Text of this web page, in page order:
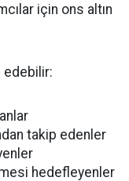
için ons altın
edebilir:
takip edenler
hedefleyenler